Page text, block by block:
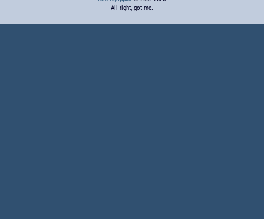
All right, got me.